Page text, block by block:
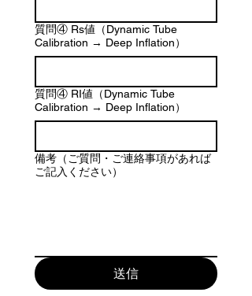
質問④ Rs値（Dynamic Tube
Calibration → Deep Inflation）
質問④ RI値（Dynamic Tube
Calibration → Deep Inflation）
備考（ご質問・ご連絡事項があれば
ご記入ください）
送信